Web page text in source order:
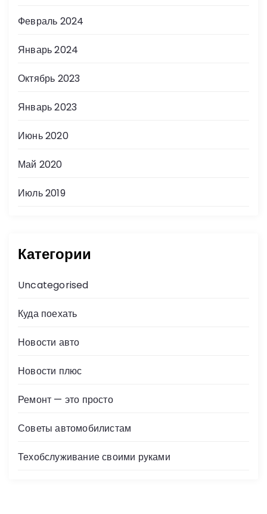
Февраль 2024
Январь 2024
Октябрь 2023
Январь 2023
Июнь 2020
Май 2020
Июль 2019
Категории
Uncategorised
Куда поехать
Новости авто
Новости плюс
Ремонт — это просто
Советы автомобилистам
Техобслуживание своими руками